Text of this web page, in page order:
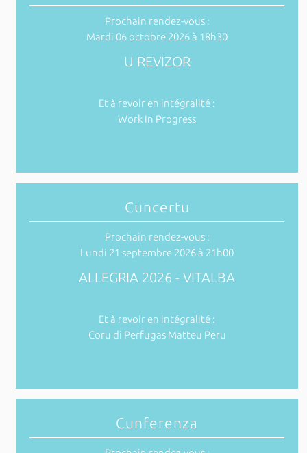
Prochain rendez-vous :
Mardi 06 octobre 2026 à 18h30
U REVIZOR
Et à revoir en intégralité :
Work In Progress
Cuncertu
Prochain rendez-vous :
Lundi 21 septembre 2026 à 21h00
ALLEGRIA 2026 - VITALBA
Et à revoir en intégralité :
Coru di Perfugas Matteu Peru
Cunferenza